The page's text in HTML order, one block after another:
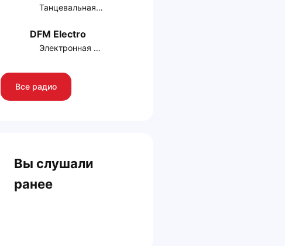
Танцевальная музыка
DFM Electro
Электронная музыка
Все радио
Вы слушали
ранее